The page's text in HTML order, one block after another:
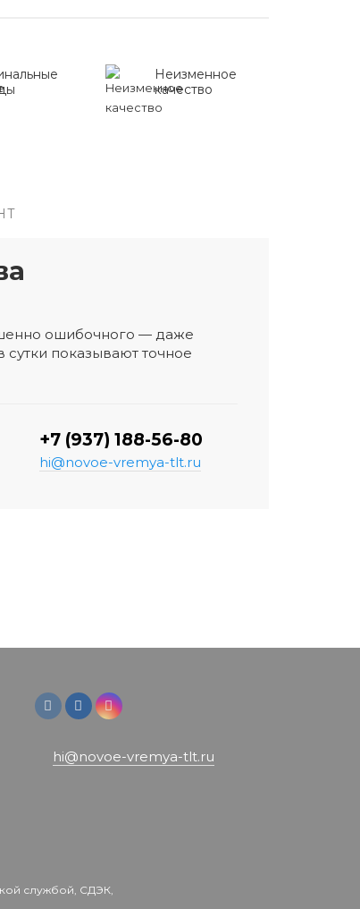
Неизменное
качество
ошибочного — даже
показывают точное
+7 (937) 188-56-80
hi@novoe-vremya-tlt.ru
hi@novoe-vremya-tlt.ru
службой, СДЭК,